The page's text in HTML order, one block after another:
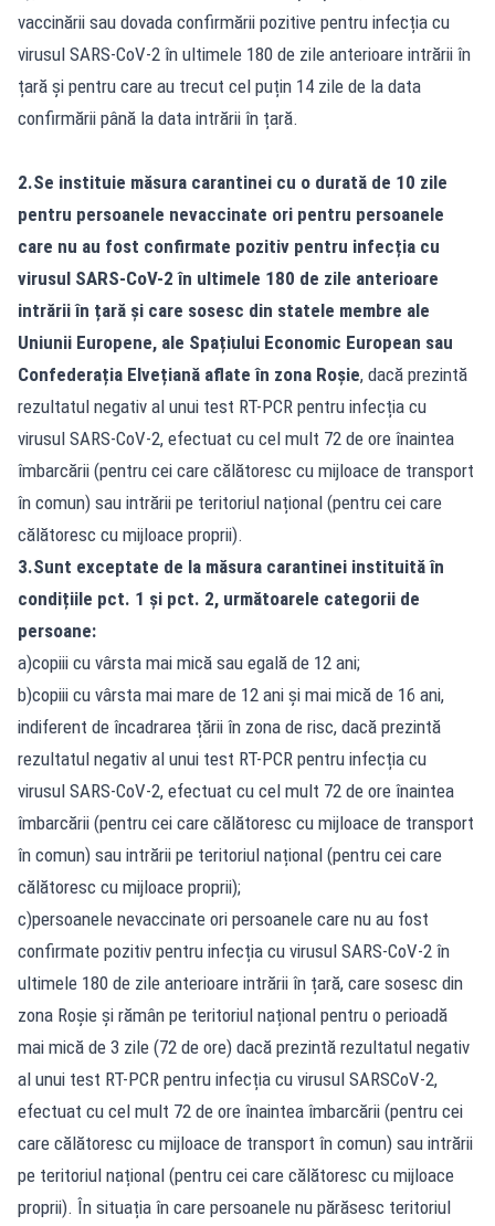
vaccinării sau dovada confirmării pozitive pentru infecția cu
virusul SARS-CoV-2 în ultimele 180 de zile anterioare intrării în
țară și pentru care au trecut cel puțin 14 zile de la data
confirmării până la data intrării în țară.
2.Se instituie măsura carantinei cu o durată de 10 zile
pentru persoanele nevaccinate ori pentru persoanele
care nu au fost confirmate pozitiv pentru infecția cu
virusul SARS-CoV-2 în ultimele 180 de zile anterioare
intrării în țară și care sosesc din statele membre ale
Uniunii Europene, ale Spațiului Economic European sau
Confederația Elvețiană aflate în zona Roșie, dacă prezintă
rezultatul negativ al unui test RT-PCR pentru infecția cu
virusul SARS-CoV-2, efectuat cu cel mult 72 de ore înaintea
îmbarcării (pentru cei care călătoresc cu mijloace de transport
în comun) sau intrării pe teritoriul național (pentru cei care
călătoresc cu mijloace proprii).
3.Sunt exceptate de la măsura carantinei instituită în
condițiile pct. 1 și pct. 2, următoarele categorii de
persoane:
a)copiii cu vârsta mai mică sau egală de 12 ani;
b)copiii cu vârsta mai mare de 12 ani și mai mică de 16 ani,
indiferent de încadrarea țării în zona de risc, dacă prezintă
rezultatul negativ al unui test RT-PCR pentru infecția cu
virusul SARS-CoV-2, efectuat cu cel mult 72 de ore înaintea
îmbarcării (pentru cei care călătoresc cu mijloace de transport
în comun) sau intrării pe teritoriul național (pentru cei care
călătoresc cu mijloace proprii);
c)persoanele nevaccinate ori persoanele care nu au fost
confirmate pozitiv pentru infecția cu virusul SARS-CoV-2 în
ultimele 180 de zile anterioare intrării în țară, care sosesc din
zona Roșie și rămân pe teritoriul național pentru o perioadă
mai mică de 3 zile (72 de ore) dacă prezintă rezultatul negativ
al unui test RT-PCR pentru infecția cu virusul SARSCoV-2,
efectuat cu cel mult 72 de ore înaintea îmbarcării (pentru cei
care călătoresc cu mijloace de transport în comun) sau intrării
pe teritoriul național (pentru cei care călătoresc cu mijloace
proprii). În situația în care persoanele nu părăsesc teritoriul